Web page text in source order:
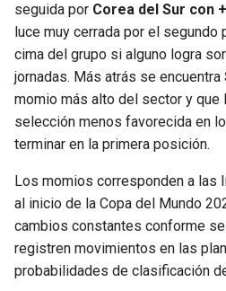
seguida por Corea del Sur con
luce muy cerrada por el
cima del grupo si alguno logra
jornadas. Más atrás se encuentra
momio más alto del sector y que
selección menos favorecida en
terminar en la primera posición.
Los momios corresponden a
al inicio de la Copa del Mundo
cambios constantes conforme
registren movimientos en las
probabilidades de clasificación